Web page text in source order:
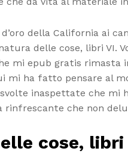
della California ai
delle cose, libri VI.
mi epub gratis rimasta
ha fatto pensare al
inaspettate che
che non
cose, libri